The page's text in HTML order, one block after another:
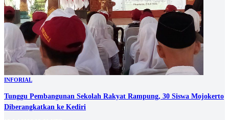
INFORIAL
Tunggu Pembangunan Sekolah Rakyat Rampung, 30 Siswa Mojokerto
Diberangkatkan ke Kediri